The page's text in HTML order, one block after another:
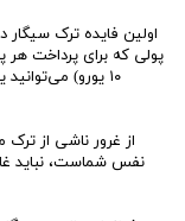
اولین فایده ترک سیگار
پولی که برای پرداخت هر
۱۰ یورو)
از غرور ناشی از ترک
نفس شماست، نباید